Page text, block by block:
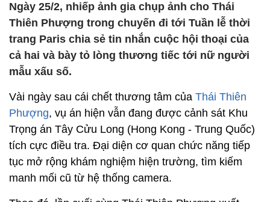
Ngày 25/2, nhiếp ảnh gia chụp ảnh cho Thái
Thiên Phượng trong chuyến đi tới Tuần lễ thời
trang Paris chia sẻ tin nhắn cuộc hội thoại của
cả hai và bày tỏ lòng thương tiếc tới nữ người
mẫu xấu số.
Vài ngày sau cái chết thương tâm của Thái Thiên
Phượng, vụ án hiện vẫn đang được cảnh sát Khu
Trọng án Tây Cửu Long (Hong Kong - Trung Quốc)
tích cực điều tra. Đại diện cơ quan chức năng tiếp
tục mở rộng khám nghiệm hiện trường, tìm kiếm
manh mối cũ từ hệ thống camera.